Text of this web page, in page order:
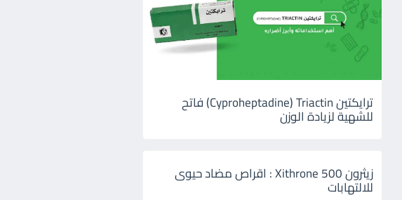
ترايكتين Cyproheptadine) Triactin) فاتح
للشهية لزيادة الوزن
زيثرون 500 Xithrone : اقراص مضاد حيوى
للالتهابات